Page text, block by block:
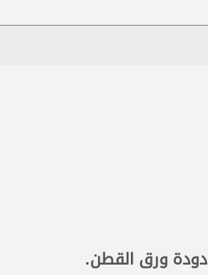
دودة ورق القطن.